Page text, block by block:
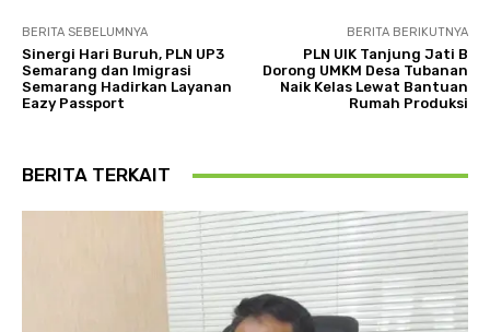
BERITA SEBELUMNYA
Sinergi Hari Buruh, PLN UP3
Semarang dan Imigrasi
Semarang Hadirkan Layanan
Eazy Passport
BERITA BERIKUTNYA
PLN UIK Tanjung Jati B
Dorong UMKM Desa Tubanan
Naik Kelas Lewat Bantuan
Rumah Produksi
BERITA TERKAIT